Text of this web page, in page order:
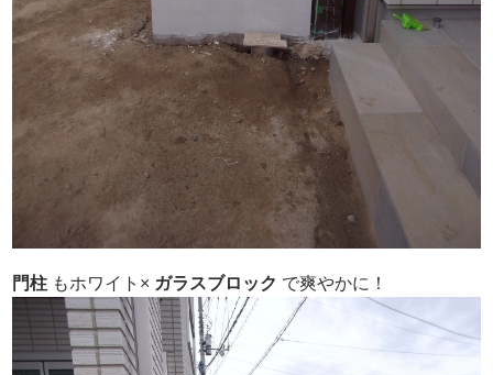
門柱 もホワイト× ガラスブロック で爽やかに！